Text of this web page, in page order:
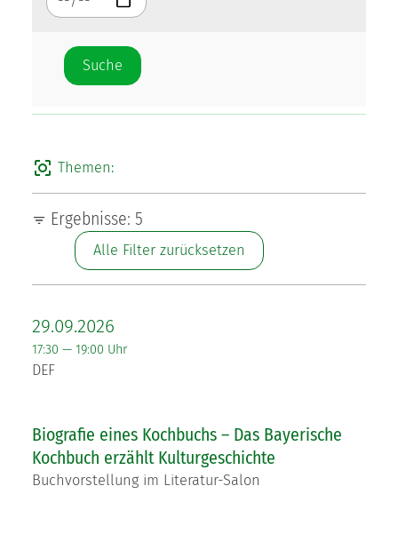
Themen:
Ergebnisse: 5
Alle Filter zurücksetzen
29.09.2026
17:30 — 19:00 Uhr
DEF
Biografie eines Kochbuchs – Das Bayerische
Kochbuch erzählt Kulturgeschichte
Buchvorstellung im Literatur-Salon